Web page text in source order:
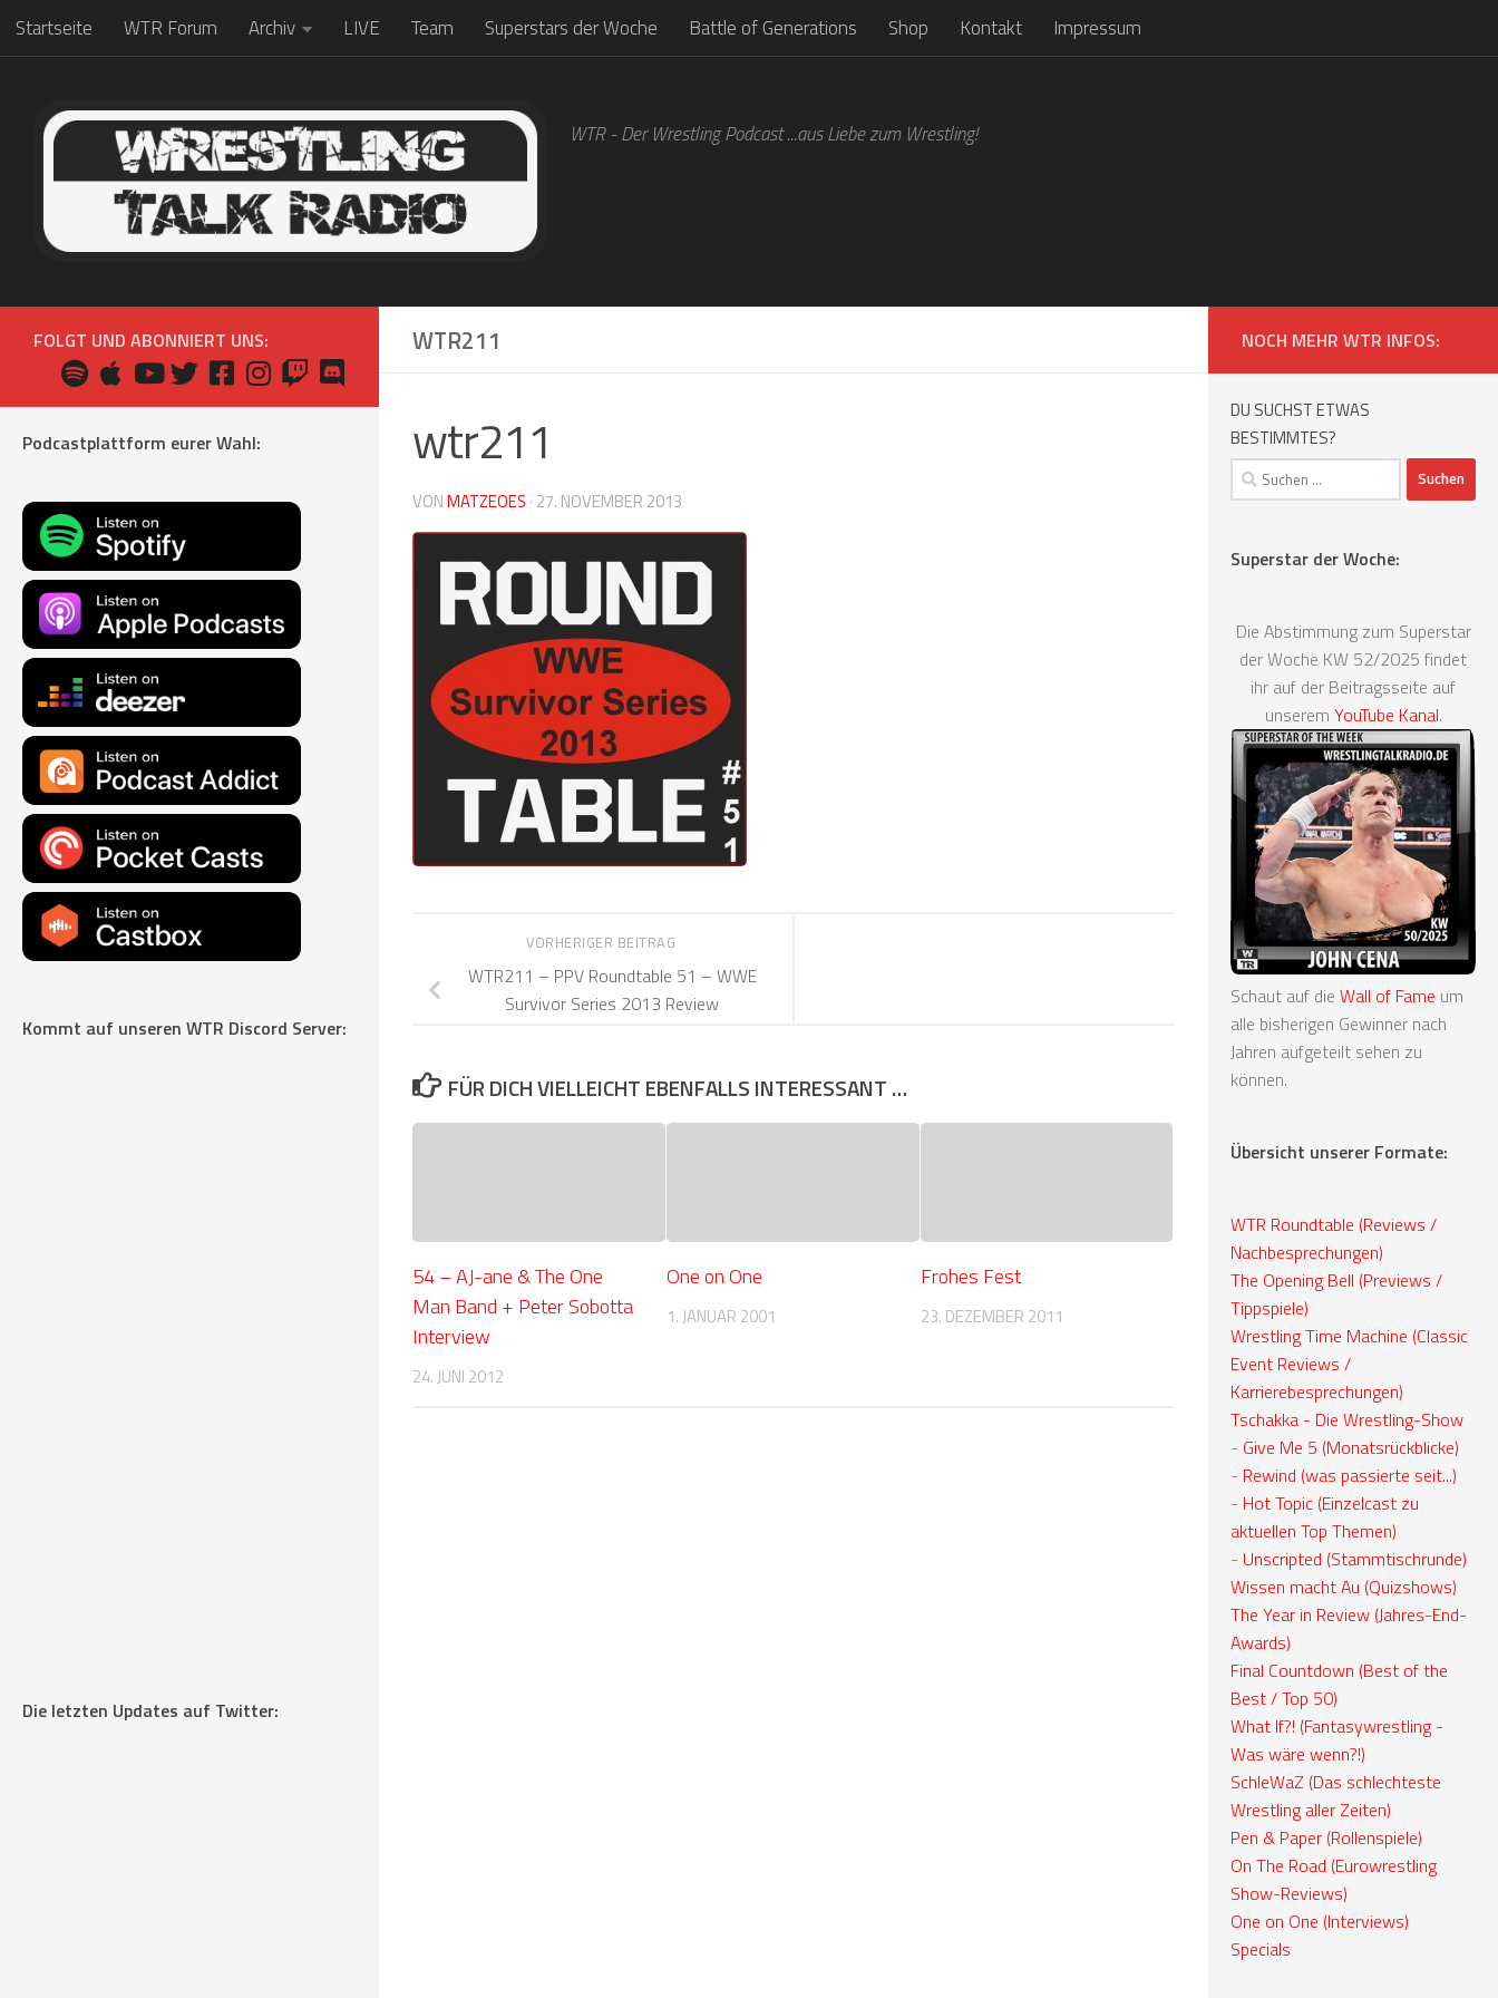
Zum Inhalt springen
Startseite WTR Forum Archiv LIVE Team Superstars der Woche Battle of Generations Shop Kontakt Impressum
WTR - Der Wrestling Podcast ...aus Liebe zum Wrestling!
WTR211
wtr211
VONMATZEOES · 27. NOVEMBER 2013
VORHERIGER BEITRAG
WTR211 – PPV Roundtable 51 – WWE
Survivor Series 2013 Review
FÜR DICH VIELLEICHT EBENFALLS INTERESSANT …
54 – AJ-ane & The One
Man Band + Peter Sobotta
Interview
24. JUNI 2012
One on One
1. JANUAR 2001
Frohes Fest
23. DEZEMBER 2011
FOLGT UND ABONNIERT UNS:
Podcastplattform eurer Wahl:
Kommt auf unseren WTR Discord Server:
Die letzten Updates auf Twitter:
NOCH MEHR WTR INFOS:
DU SUCHST ETWAS
BESTIMMTES?
Suchen
nach:
Superstar der Woche:
Die Abstimmung zum Superstar
der Woche KW 52/2025 findet
ihr auf der Beitragsseite auf
unserem YouTube Kanal.
Schaut auf die Wall of Fame um
alle bisherigen Gewinner nach
Jahren aufgeteilt sehen zu
können.
Übersicht unserer Formate:
WTR Roundtable (Reviews /
Nachbesprechungen)
The Opening Bell (Previews /
Tippspiele)
Wrestling Time Machine (Classic
Event Reviews /
Karrierebesprechungen)
Tschakka - Die Wrestling-Show
- Give Me 5 (Monatsrückblicke)
- Rewind (was passierte seit...)
- Hot Topic (Einzelcast zu
aktuellen Top Themen)
- Unscripted (Stammtischrunde)
Wissen macht Au (Quizshows)
The Year in Review (Jahres-End-
Awards)
Final Countdown (Best of the
Best / Top 50)
What If?! (Fantasywrestling -
Was wäre wenn?!)
SchleWaZ (Das schlechteste
Wrestling aller Zeiten)
Pen & Paper (Rollenspiele)
On The Road (Eurowrestling
Show-Reviews)
One on One (Interviews)
Specials